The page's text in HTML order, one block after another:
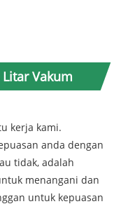
Vakum
kerja kami.
anda dengan
tidak, adalah
menangani dan
untuk kepuasan